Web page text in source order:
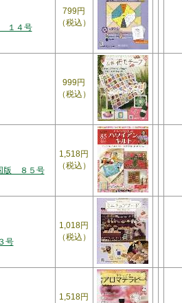
１４号
799円
（税込）
999円
（税込）
版 ８５号
1,518円
（税込）
号
1,018円
（税込）
1,518円